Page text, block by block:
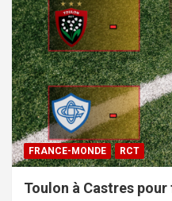
FRANCE-MONDE RCT
Toulon à Castres pour